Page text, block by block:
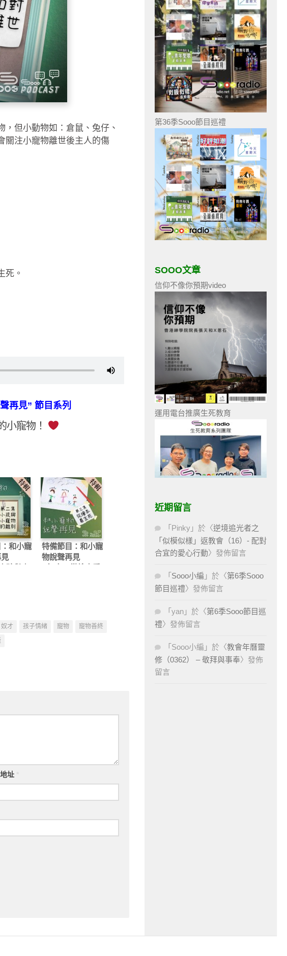
但小動物如：倉鼠、兔仔、
關注小寵物離世後主人的傷
死。
再見” 節目系列
小寵物！
和小寵
特備節目：和小寵
物說聲再見
奴才 孩子情緒 寵物
寵物善終
址
第36季Sooo節目巡禮
SOOO文章
信仰不像你預期video
運用電台推廣生死教育
近期留言
「 Pinky 」於〈逆境追光者之
「似模似樣」返教會（16）- 配對
合宜的愛心行動〉發佈留言
「 Sooo小編 」於〈第6季Sooo
節目巡禮〉發佈留言
「 yan 」於〈第6季Sooo節目巡
禮〉發佈留言
「 Sooo小編 」於〈教會年曆靈
修（0362） – 敬拜與事奉〉發佈
留言